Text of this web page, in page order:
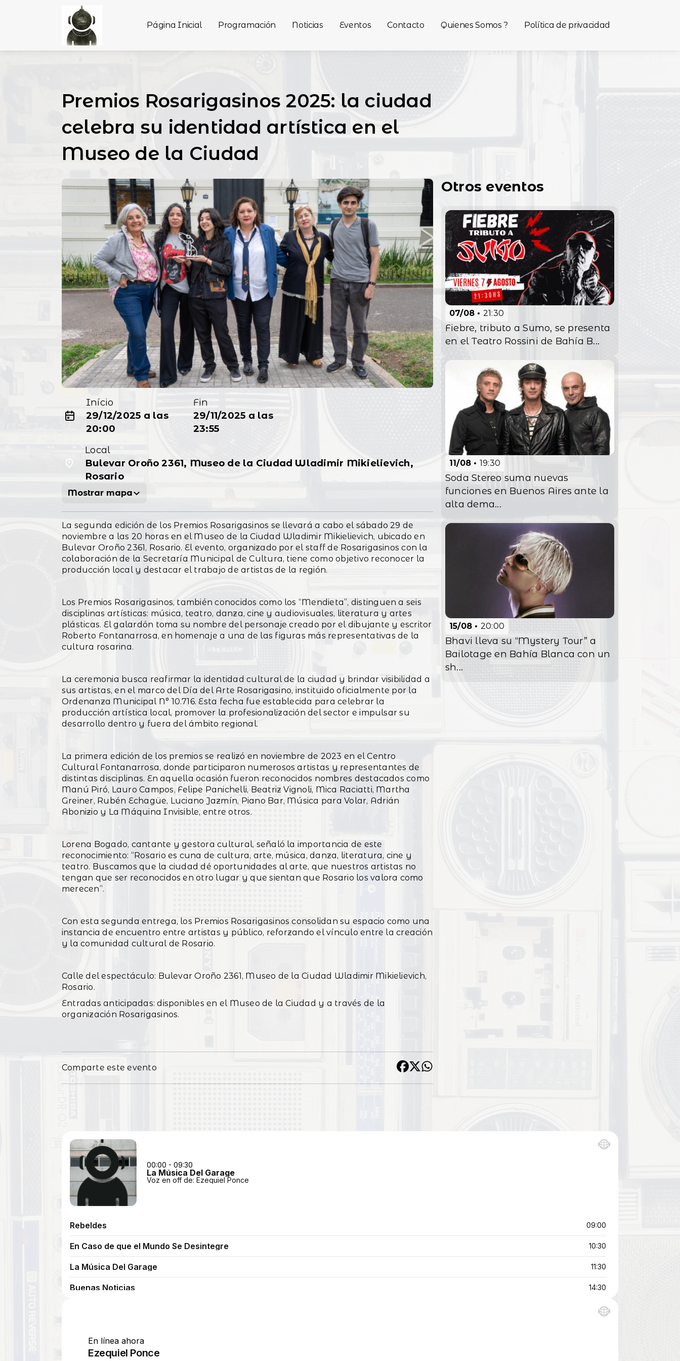
Página Inicial Programación Noticias Eventos Contacto Quienes Somos ? Política de privacidad
Premios Rosarigasinos 2025: la ciudad
celebra su identidad artística en el
Museo de la Ciudad
Início
29/12/2025 a las
20:00
Fin
29/11/2025 a las
23:55
Local
Bulevar Oroño 2361, Museo de la Ciudad Wladimir Mikielievich,
Rosario
Mostrar mapa
La segunda edición de los Premios Rosarigasinos se llevará a cabo el sábado 29 de
noviembre a las 20 horas en el Museo de la Ciudad Wladimir Mikielievich, ubicado en
Bulevar Oroño 2361, Rosario. El evento, organizado por el staff de Rosarigasinos con la
colaboración de la Secretaría Municipal de Cultura, tiene como objetivo reconocer la
producción local y destacar el trabajo de artistas de la región.
Los Premios Rosarigasinos, también conocidos como los “Mendieta”, distinguen a seis
disciplinas artísticas: música, teatro, danza, cine y audiovisuales, literatura y artes
plásticas. El galardón toma su nombre del personaje creado por el dibujante y escritor
Roberto Fontanarrosa, en homenaje a una de las figuras más representativas de la
cultura rosarina.
La ceremonia busca reafirmar la identidad cultural de la ciudad y brindar visibilidad a
sus artistas, en el marco del Día del Arte Rosarigasino, instituido oficialmente por la
Ordenanza Municipal N° 10.716. Esta fecha fue establecida para celebrar la
producción artística local, promover la profesionalización del sector e impulsar su
desarrollo dentro y fuera del ámbito regional.
La primera edición de los premios se realizó en noviembre de 2023 en el Centro
Cultural Fontanarrosa, donde participaron numerosos artistas y representantes de
distintas disciplinas. En aquella ocasión fueron reconocidos nombres destacados como
Manú Piró, Lauro Campos, Felipe Panichelli, Beatriz Vignoli, Mica Raciatti, Martha
Greiner, Rubén Echagüe, Luciano Jazmín, Piano Bar, Música para Volar, Adrián
Abonizio y La Máquina Invisible, entre otros.
Lorena Bogado, cantante y gestora cultural, señaló la importancia de este
reconocimiento: “Rosario es cuna de cultura, arte, música, danza, literatura, cine y
teatro. Buscamos que la ciudad dé oportunidades al arte, que nuestros artistas no
tengan que ser reconocidos en otro lugar y que sientan que Rosario los valora como
merecen”.
Con esta segunda entrega, los Premios Rosarigasinos consolidan su espacio como una
instancia de encuentro entre artistas y público, reforzando el vínculo entre la creación
y la comunidad cultural de Rosario.
Calle del espectáculo: Bulevar Oroño 2361, Museo de la Ciudad Wladimir Mikielievich,
Rosario.
Entradas anticipadas: disponibles en el Museo de la Ciudad y a través de la
organización Rosarigasinos.
Otros eventos
07/08 21:30
Fiebre, tributo a Sumo, se presenta
en el Teatro Rossini de Bahía B...
11/08 19:30
Soda Stereo suma nuevas
funciones en Buenos Aires ante la
alta dema...
15/08 20:00
Bhavi lleva su “Mystery Tour” a
Bailotage en Bahía Blanca con un
sh...
Comparte este evento